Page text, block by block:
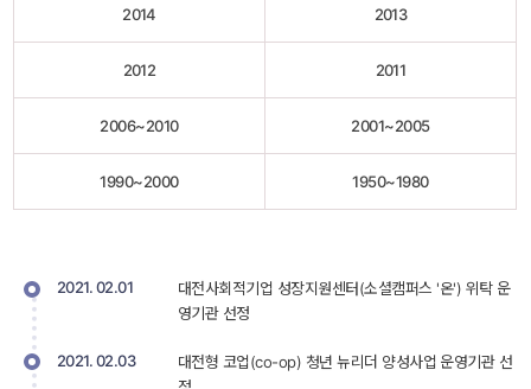
2014 2013
2012 2011
2006~2010 2001~2005
1990~2000 1950~1980
2021. 02.01
대전사회적기업 성장지원센터(소셜캠퍼스 '온') 위탁 운
영기관 선정
2021. 02.03
대전형 코업(co-op) 청년 뉴리더 양성사업 운영기관 선